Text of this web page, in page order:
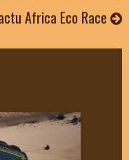
Africa Eco Race